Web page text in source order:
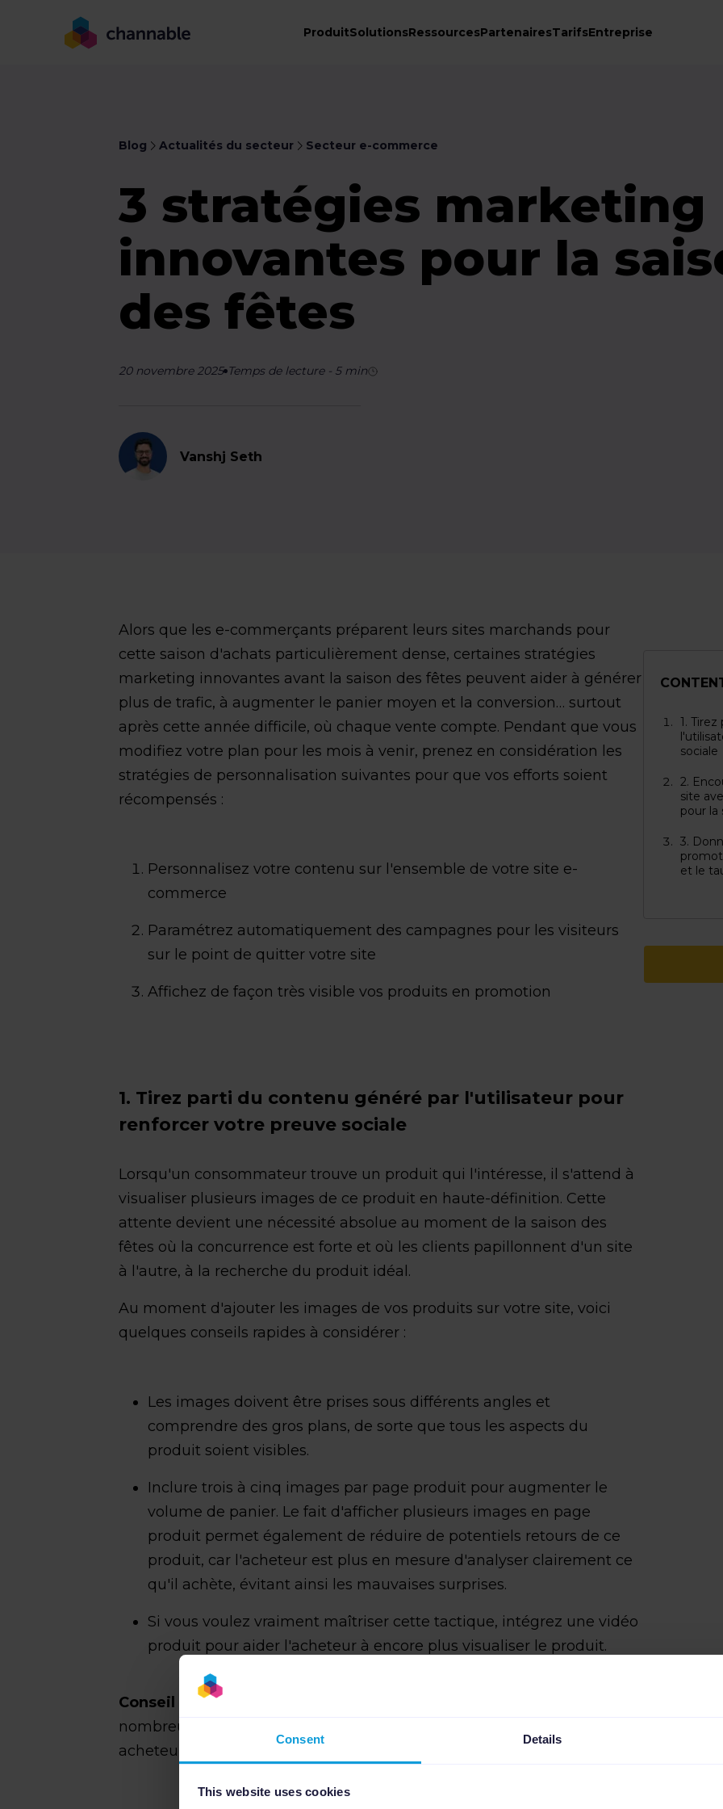
Consent Details
This website uses cookies
ProduitSolutionsRessourcesPartenairesTarifsEntreprise
Blog Actualités du secteur Secteur e-commerce
3 stratégies marketing
innovantes pour la
des fêtes
20 novembre 2025 Temps de lecture- 5min
Vanshj Seth
Alors que les e-commerçants préparent leurs sites marchands pour
cette saison d'achats particulièrement dense, certaines stratégies
marketing innovantes avant la saison des fêtes peuvent aider à générer
plus de trafic, à augmenter le panier moyen et la conversion… surtout
après cette année difficile, où chaque vente compte. Pendant que vous
modifiez votre plan pour les mois à venir, prenez en considération les
stratégies de personnalisation suivantes pour que vos efforts soient
récompensés :
Personnalisez votre contenu sur l'ensemble de votre site e-
commerce
Paramétrez automatiquement des campagnes pour les visiteurs
sur le point de quitter votre site
Affichez de façon très visible vos produits en promotion
1. Tirez parti du contenu généré par l'utilisateur pour
renforcer votre preuve sociale
Lorsqu'un consommateur trouve un produit qui l'intéresse, il s'attend à
visualiser plusieurs images de ce produit en haute-définition. Cette
attente devient une nécessité absolue au moment de la saison des
fêtes où la concurrence est forte et où les clients papillonnent d'un site
à l'autre, à la recherche du produit idéal.
Au moment d'ajouter les images de vos produits sur votre site, voici
quelques conseils rapides à considérer :
Les images doivent être prises sous différents angles et
comprendre des gros plans, de sorte que tous les aspects du
produit soient visibles.
Inclure trois à cinq images par page produit pour augmenter le
volume de panier. Le fait d'afficher plusieurs images en page
produit permet également de réduire de potentiels retours de ce
produit, car l'acheteur est plus en mesure d'analyser clairement ce
qu'il achète, évitant ainsi les mauvaises surprises.
Si vous voulez vraiment maîtriser cette tactique, intégrez une vidéo
produit pour aider l'acheteur à encore plus visualiser le produit.
Conseil de pro
nombreuses façons dont vous pouvez présenter vos produits aux
acheteurs.
1.
sociale
2.
site
pour la
3.
et le